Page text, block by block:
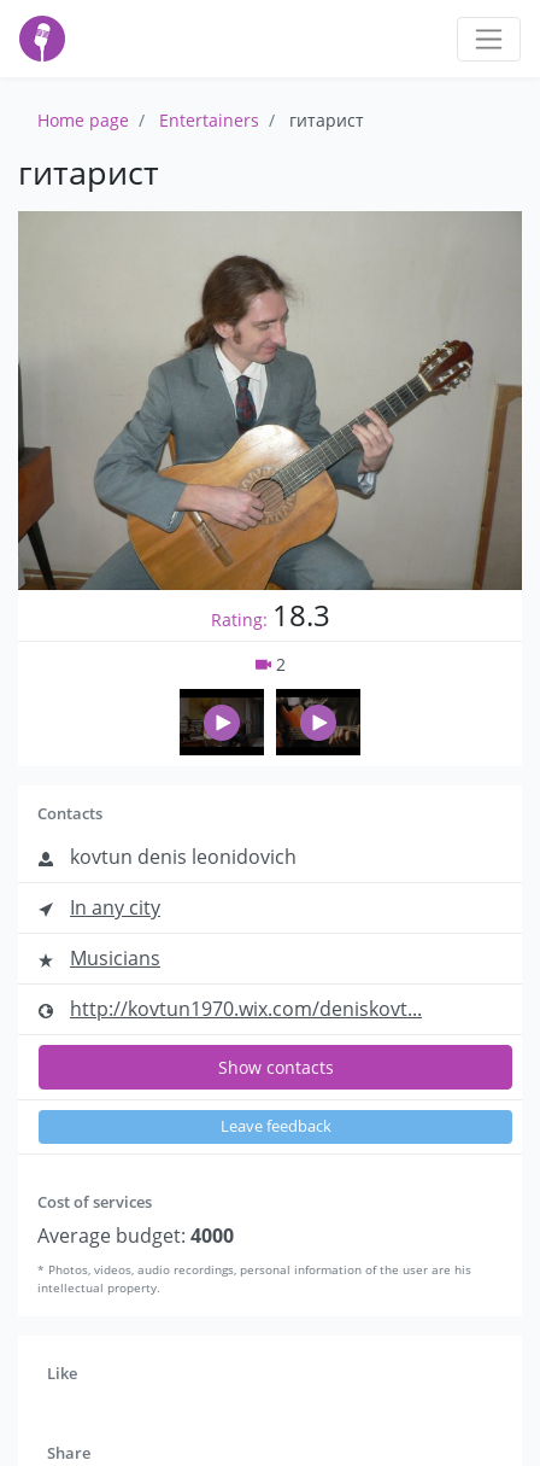
Home page Entertainers гитарист
гитарист
Rating: 18.3
2
Contacts
kovtun denis leonidovich
In any city
Musicians
http://kovtun1970.wix.com/deniskovt...
Show contacts
Leave feedback
Cost of services
Average budget: 4000
* Photos, videos, audio recordings, personal information of the user are his
intellectual property.
Like
Share